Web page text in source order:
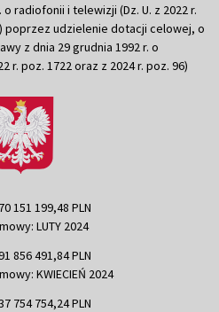
radiofonii i telewizji (Dz. U. z 2022 r.
poprzez udzielenie dotacji celowej, o
z dnia 29 grudnia 1992 r. o
r. poz. 1722 oraz z 2024 r. poz. 96)
151 199,48 PLN
LUTY 2024
856 491,84 PLN
KWIECIEŃ 2024
754 754,24 PLN